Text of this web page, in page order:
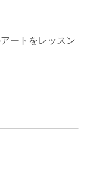
ートをレッスン
プロデュースし